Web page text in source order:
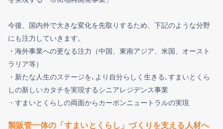
今後、国内外で大きな変化を先取りするため、下記のような分野
にも注力していきます。
・海外事業への更なる注力（中国、東南アジア、米国、オースト
ラリア等）
・新たな人生のステージを､より自分らしく生きる､すまいとくら
しの新しいカタチを実現するシニアレジデンス事業
・すまいとくらしの両面からカーボンニュートラルの実現
製販管一体の「すまいとくらし」づくりを支える人材へ